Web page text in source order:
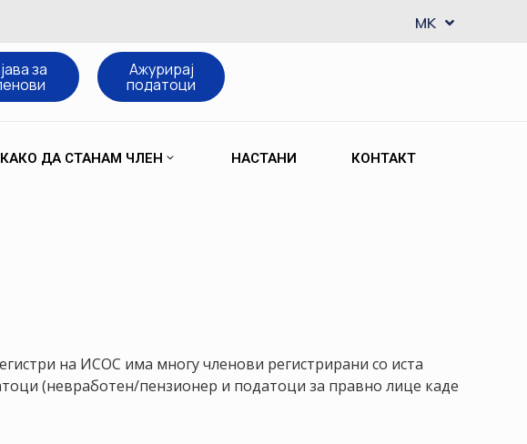
MK
SQ
за Ажурирај
податоци
КАКО ДА СТАНАМ ЧЛЕН НАСТАНИ КОНТАКТ
на ИСОС има многу членови регистрирани со иста
(невработен/пензионер и податоци за правно лице каде